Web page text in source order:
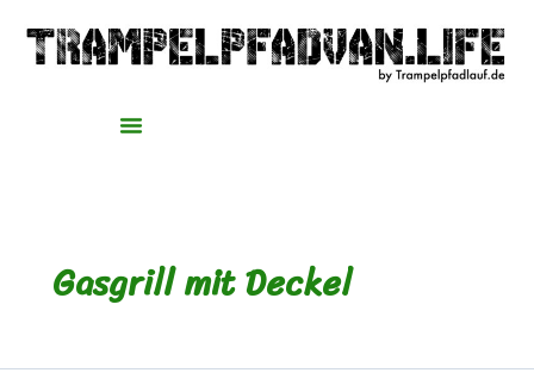
Inhalt
springen
Gasgrill mit Deckel